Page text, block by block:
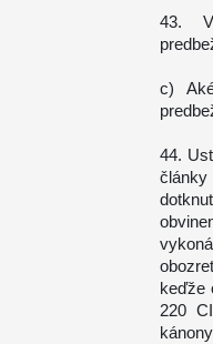
43.
c)
44.
keďže
220